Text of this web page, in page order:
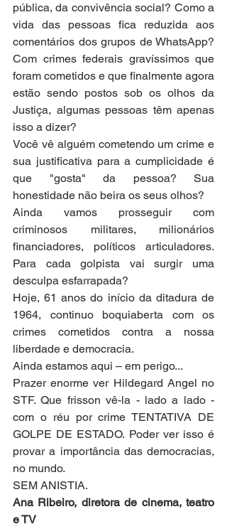
pública, da convivência social? Como a
vida das pessoas fica reduzida aos
comentários dos grupos de WhatsApp?
Com crimes federais gravíssimos que
foram cometidos e que finalmente agora
estão sendo postos sob os olhos da
Justiça, algumas pessoas têm apenas
isso a dizer?
Você vê alguém cometendo um crime e
sua justificativa para a cumplicidade é
que "gosta" da pessoa? Sua
honestidade não beira os seus olhos?
Ainda vamos prosseguir com
criminosos militares, milionários
financiadores, políticos articuladores.
Para cada golpista vai surgir uma
desculpa esfarrapada?
Hoje, 61 anos do início da ditadura de
1964, continuo boquiaberta com os
crimes cometidos contra a nossa
liberdade e democracia.
Ainda estamos aqui – em perigo...
Prazer enorme ver Hildegard Angel no
STF. Que frisson vê-la - lado a lado -
com o réu por crime TENTATIVA DE
GOLPE DE ESTADO. Poder ver isso é
provar a importância das democracias,
no mundo.
SEM ANISTIA.
Ana Ribeiro, diretora de cinema, teatro
e TV